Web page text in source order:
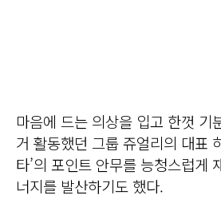
마음에 드는 의상을 입고 한껏 기
거 활동했던 그룹 쥬얼리의 대표
타’의 포인트 안무를 능청스럽게
너지를 발산하기도 했다.